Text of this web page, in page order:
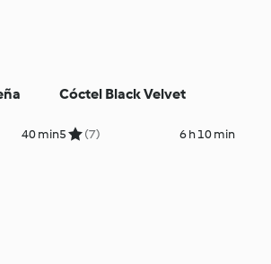
40 min
Cóctel Black Velvet
5 (7) 6 h 10 min